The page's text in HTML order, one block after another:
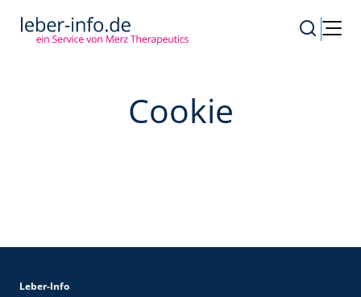
Cookie
Leber-Info